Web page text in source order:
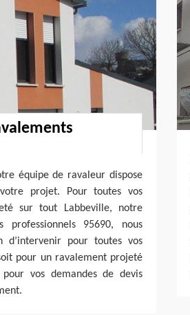
équipe de ravaleur dispose
projet. Pour toutes vos
sur tout Labbeville, notre
95690, nous
d’intervenir pour toutes vos
pour un ravalement projeté
vos demandes de devis